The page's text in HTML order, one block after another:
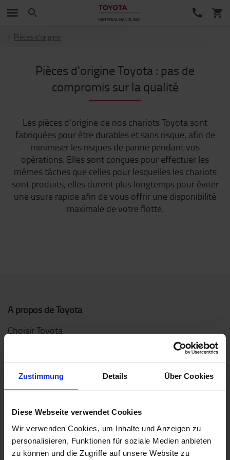
Zustimmung Details Über Cookies
Diese Webseite verwendet Cookies
Wir verwenden Cookies, um Inhalte und Anzeigen zu
personalisieren, Funktionen für soziale Medien anbieten
zu können und die Zugriffe auf unsere Website zu
Pièces d'origine
Pièces d'origine Toyota : pas de
compromis sur la qualité
Les pièces d'origine de nos chariots Toyota sont
fabriquées pour être durables et sans risque, afin de
minimiser les risques de panne pendant vos
opérations. Elles sont conçues pour effectuer les
mêmes tâches que celles pour lesquelles les chariots
sont produits, elles durent plus longtemps pour éviter
une usure rapide afin de vous offrir une disponibilité
maximale de votre flotte.
A propos de Toyota
Choisir Toyota
Toyota Production System
Travailler chez Toyota
Durabilité
Comment acheter en ligne ?